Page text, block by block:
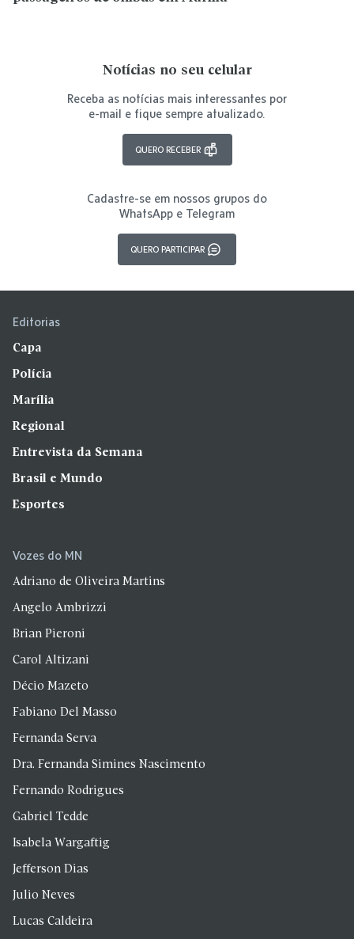
Notícias no seu celular
Receba as notícias mais interessantes por
e-mail e fique sempre atualizado.
QUERO RECEBER
Cadastre-se em nossos grupos do
WhatsApp e Telegram
QUERO PARTICIPAR
Editorias
Capa
Polícia
Marília
Regional
Entrevista da Semana
Brasil e Mundo
Esportes
Vozes do MN
Adriano de Oliveira Martins
Angelo Ambrizzi
Brian Pieroni
Carol Altizani
Décio Mazeto
Fabiano Del Masso
Fernanda Serva
Dra. Fernanda Simines Nascimento
Fernando Rodrigues
Gabriel Tedde
Isabela Wargaftig
Jefferson Dias
Julio Neves
Lucas Caldeira